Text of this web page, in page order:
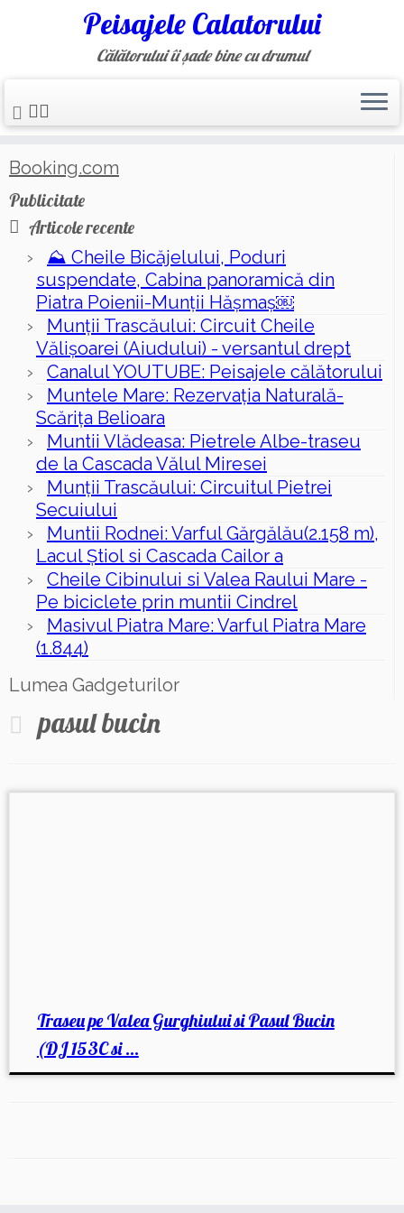
Skip
to
content
Peisajele Calatorului
Călătorului îi șade bine cu drumul
Prima pagină » pasul bucin
Booking.com
Publicitate
Articole recente
⛰️ Cheile Bicăjelului, Poduri
suspendate, Cabina panoramică din
Piatra Poienii-Munții Hășmaș￼
Munții Trascăului: Circuit Cheile
Vălișoarei (Aiudului) - versantul drept
Canalul YOUTUBE: Peisajele călătorului
Muntele Mare: Rezervaţia Naturală-
Scăriţa Belioara
Muntii Vlădeasa: Pietrele Albe-traseu
de la Cascada Vălul Miresei
Munții Trascăului: Circuitul Pietrei
Secuiului
Muntii Rodnei: Varful Gărgălău(2.158 m),
Lacul Ştiol si Cascada Cailor a
Cheile Cibinului si Valea Raului Mare -
Pe biciclete prin muntii Cindrel
Masivul Piatra Mare: Varful Piatra Mare
(1.844)
Lumea Gadgeturilor
pasul bucin
Traseu pe Valea Gurghiului si Pasul Bucin
(DJ 153C si ...